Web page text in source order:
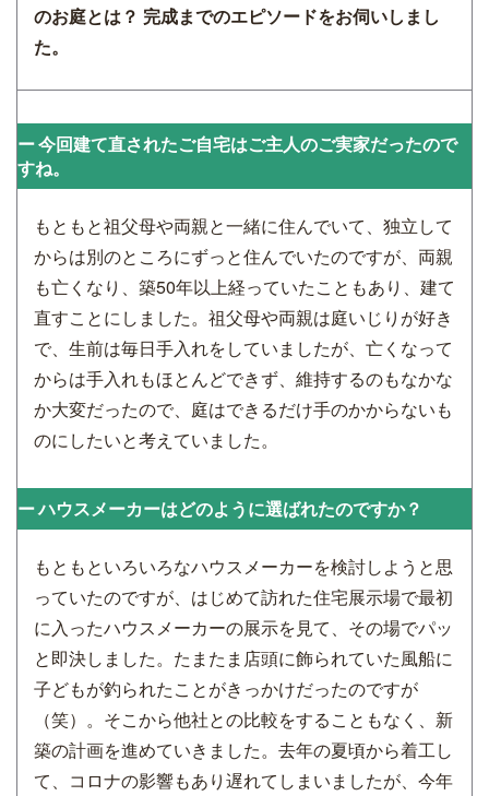
のお庭とは？ 完成までのエピソードをお伺いしまし
た。
今回建て直されたご自宅はご主人のご実家だったので
すね。
もともと祖父母や両親と一緒に住んでいて、独立して
からは別のところにずっと住んでいたのですが、両親
も亡くなり、築50年以上経っていたこともあり、建て
直すことにしました。祖父母や両親は庭いじりが好き
で、生前は毎日手入れをしていましたが、亡くなって
からは手入れもほとんどできず、維持するのもなかな
か大変だったので、庭はできるだけ手のかからないも
のにしたいと考えていました。
ハウスメーカーはどのように選ばれたのですか？
もともといろいろなハウスメーカーを検討しようと思
っていたのですが、はじめて訪れた住宅展示場で最初
に入ったハウスメーカーの展示を見て、その場でパッ
と即決しました。たまたま店頭に飾られていた風船に
子どもが釣られたことがきっかけだったのですが
（笑）。そこから他社との比較をすることもなく、新
築の計画を進めていきました。去年の夏頃から着工し
て、コロナの影響もあり遅れてしまいましたが、今年